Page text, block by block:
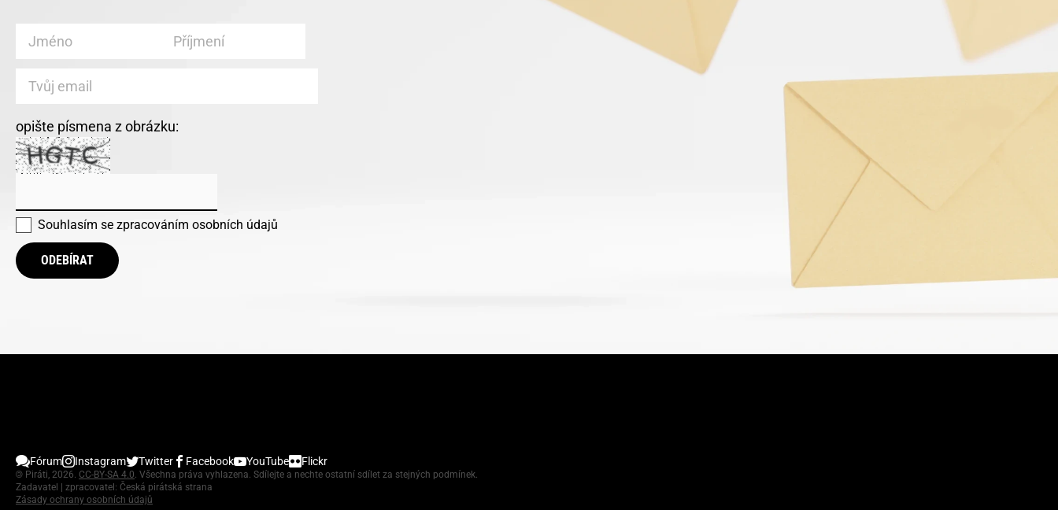
opište písmena z obrázku:
Souhlasím se zpracováním osobních údajů
ODEBÍRAT
Fórum Instagram Twitter Facebook YouTube Flickr
© Piráti, 2026. CC-BY-SA 4.0. Všechna práva vyhlazena. Sdílejte a nechte ostatní sdílet za stejných podmínek.
Zadavatel | zpracovatel: Česká pirátská strana
Zásady ochrany osobních údajů